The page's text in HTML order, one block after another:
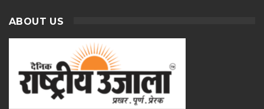
ABOUT US